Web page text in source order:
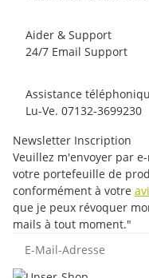
Aider & Support
24/7 Email Support
Assistance
Lu-Ve. 07132-3699230
Newsletter Inscription
Veuillez m'envoyer par
votre portefeuille de
conformément à votre
que je peux révoquer
mails à tout moment."